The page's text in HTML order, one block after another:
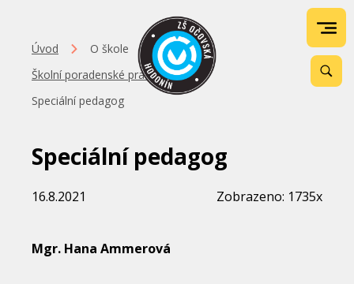
Úvod
O škole
Školní poradenské pracoviště
Speciální pedagog
Speciální pedagog
16.8.2021 Zobrazeno: 1735x
Mgr. Hana Ammerová